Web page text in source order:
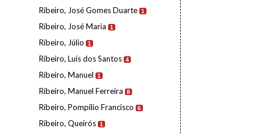
Ribeiro, José Gomes Duarte 1
Ribeiro, José Maria 1
Ribeiro, Júlio 1
Ribeiro, Luís dos Santos 4
Ribeiro, Manuel 1
Ribeiro, Manuel Ferreira 8
Ribeiro, Pompílio Francisco 6
Ribeiro, Queirós 1